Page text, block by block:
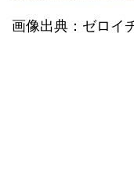
画像出典：ゼロイ